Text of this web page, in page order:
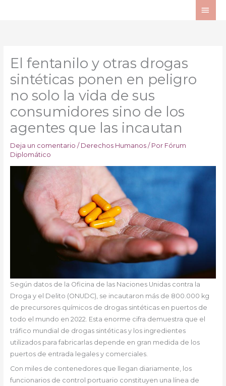
El fentanilo y otras drogas
sintéticas ponen en peligro
no solo la vida de sus
consumidores sino de los
agentes que las incautan
Deja un comentario / Derechos Humanos/ Por Fórum
Diplomático
Según datos de la Oficina de las Naciones Unidas contra la
Droga y el Delito (ONUDC), se incautaron más de 800.000 kg
de precursores químicos de drogas sintéticas en puertos de
todo el mundo en 2022. Esta enorme cifra demuestra que el
tráfico mundial de drogas sintéticas y los ingredientes
utilizados para fabricarlas depende en gran medida de los
puertos de entrada legales y comerciales.
Con miles de contenedores que llegan diariamente, los
funcionarios de control portuario constituyen una línea de